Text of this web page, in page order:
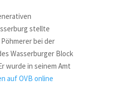
stellte
bei der
Wasserburger Block
wurde in seinem Amt
auf OVB online